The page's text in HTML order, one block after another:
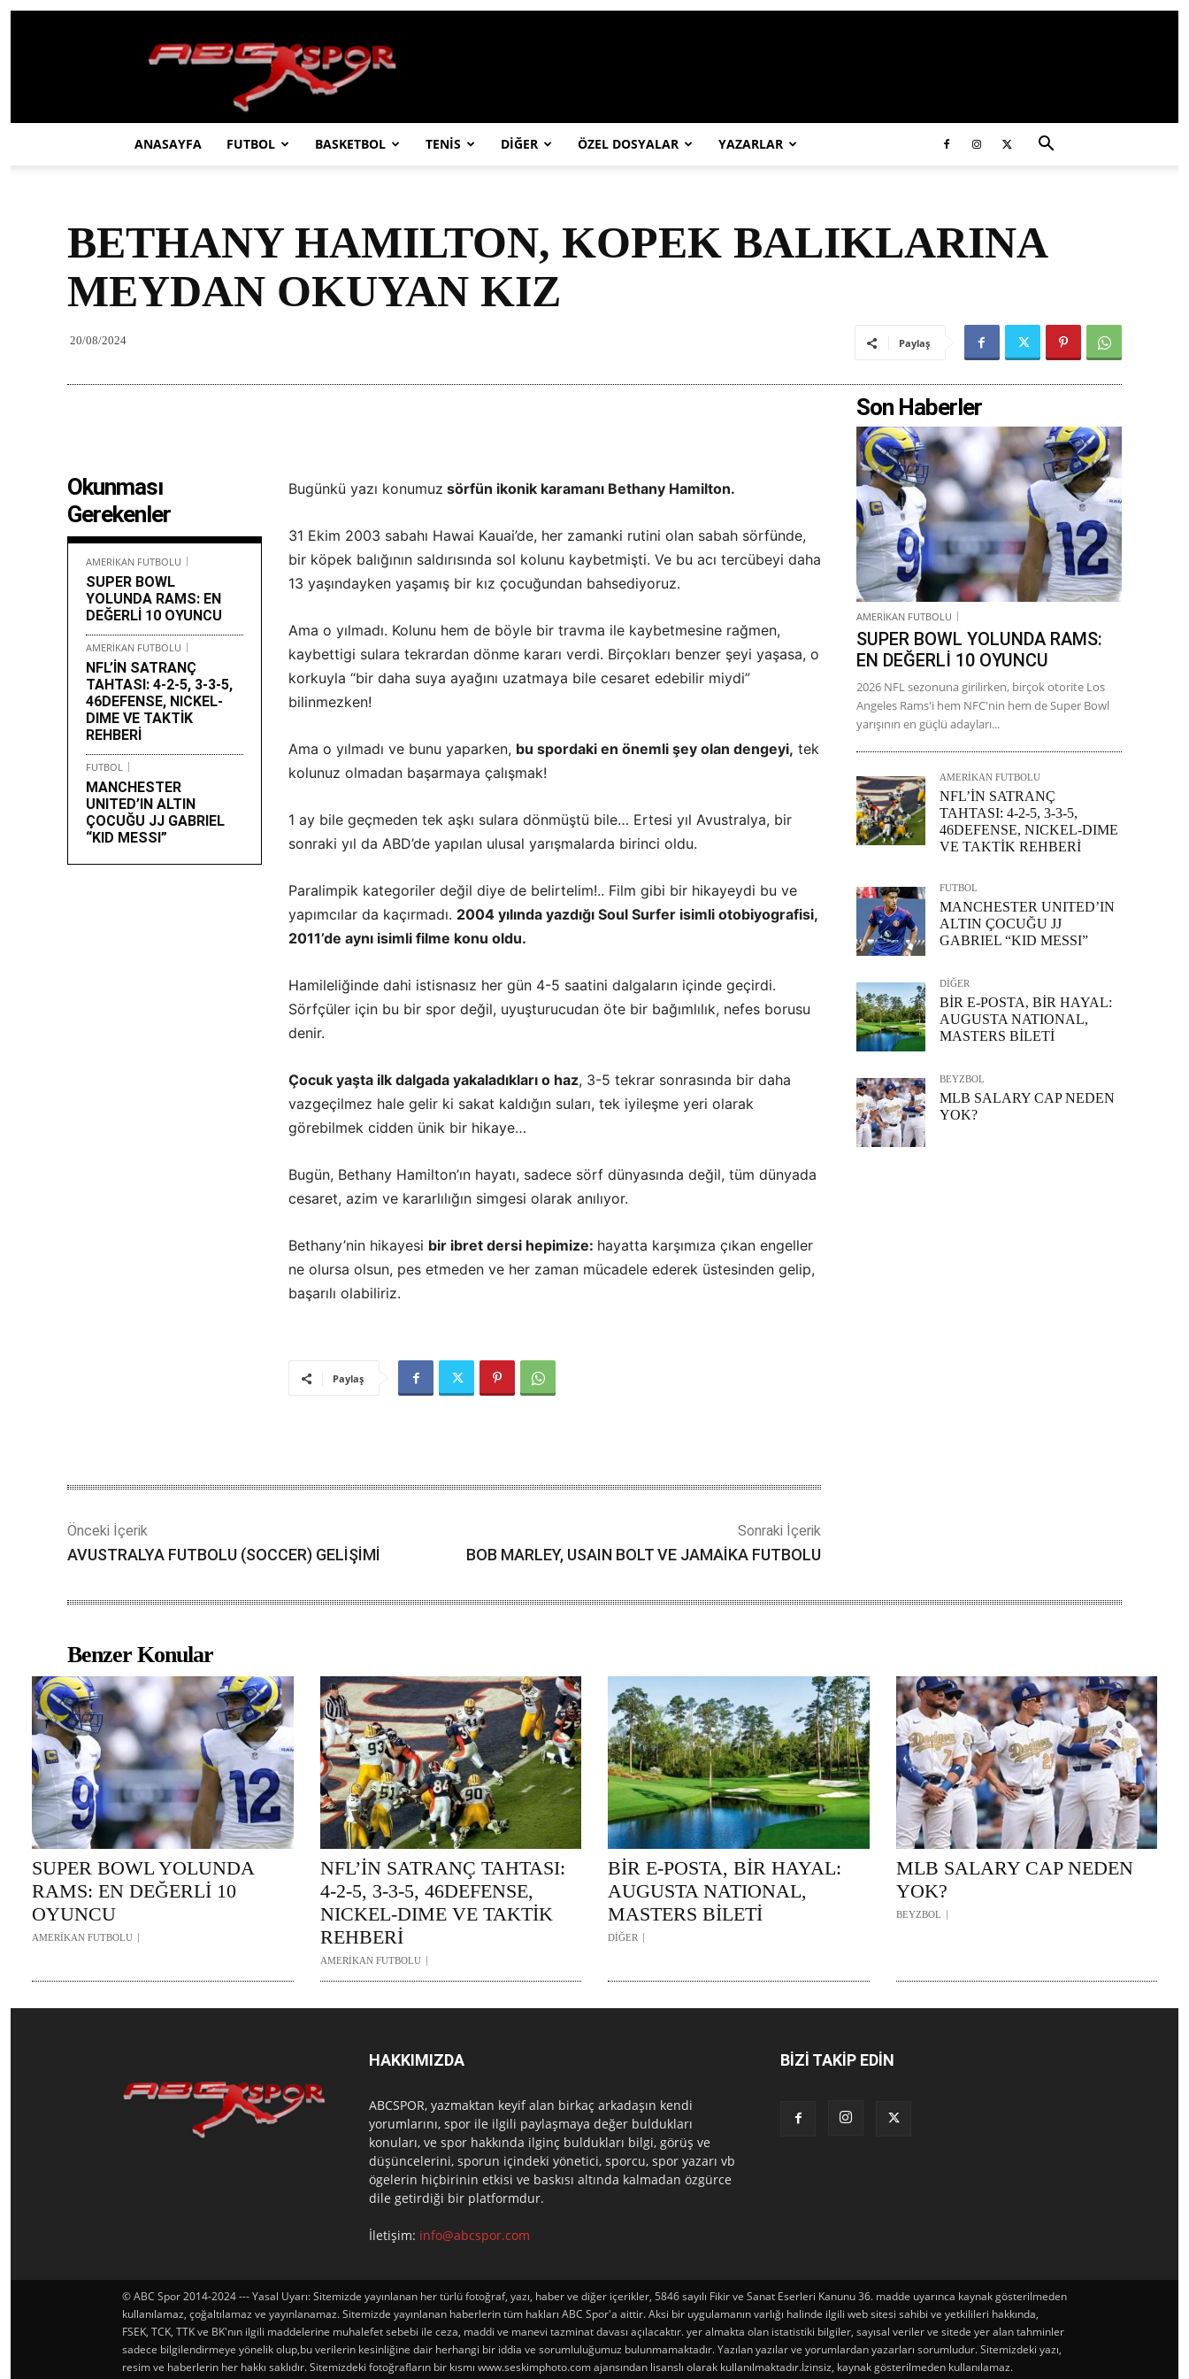
ABC
SPOR
ANASAYFA FUTBOL BASKETBOL TENİS DİĞER ÖZEL DOSYALAR YAZARLAR
BETHANY HAMILTON, KOPEK BALIKLARINA
MEYDAN OKUYAN KIZ
20/08/2024 Paylaş
Okunması
Gerekenler
AMERİKAN FUTBOLU
SUPER BOWL
YOLUNDA RAMS: EN
DEĞERLİ 10 OYUNCU
AMERİKAN FUTBOLU
NFL’İN SATRANÇ
TAHTASI: 4-2-5, 3-3-5,
46DEFENSE, NICKEL-
DIME VE TAKTİK
REHBERİ
FUTBOL
MANCHESTER
UNITED’IN ALTIN
ÇOCUĞU JJ GABRIEL
“KID MESSI”
Bugünkü yazı konumuz sörfün ikonik karamanı Bethany Hamilton.
31 Ekim 2003 sabahı Hawai Kauai’de, her zamanki rutini olan sabah sörfünde,
bir köpek balığının saldırısında sol kolunu kaybetmişti. Ve bu acı tercübeyi daha
13 yaşındayken yaşamış bir kız çocuğundan bahsediyoruz.
Ama o yılmadı. Kolunu hem de böyle bir travma ile kaybetmesine rağmen,
kaybettigi sulara tekrardan dönme kararı verdi. Birçokları benzer şeyi yaşasa, o
korkuyla “bir daha suya ayağını uzatmaya bile cesaret edebilir miydi”
bilinmezken!
Ama o yılmadı ve bunu yaparken, bu spordaki en önemli şey olan dengeyi, tek
kolunuz olmadan başarmaya çalışmak!
1 ay bile geçmeden tek aşkı sulara dönmüştü bile… Ertesi yıl Avustralya, bir
sonraki yıl da ABD’de yapılan ulusal yarışmalarda birinci oldu.
Paralimpik kategoriler değil diye de belirtelim!.. Film gibi bir hikayeydi bu ve
yapımcılar da kaçırmadı. 2004 yılında yazdığı Soul Surfer isimli otobiyografisi,
2011’de aynı isimli filme konu oldu.
Hamileliğinde dahi istisnasız her gün 4-5 saatini dalgaların içinde geçirdi.
Sörfçüler için bu bir spor değil, uyuşturucudan öte bir bağımlılık, nefes borusu
denir.
Çocuk yaşta ilk dalgada yakaladıkları o haz, 3-5 tekrar sonrasında bir daha
vazgeçilmez hale gelir ki sakat kaldığın suları, tek iyileşme yeri olarak
görebilmek cidden ünik bir hikaye…
Bugün, Bethany Hamilton’ın hayatı, sadece sörf dünyasında değil, tüm dünyada
cesaret, azim ve kararlılığın simgesi olarak anılıyor.
Bethany’nin hikayesi bir ibret dersi hepimize: hayatta karşımıza çıkan engeller
ne olursa olsun, pes etmeden ve her zaman mücadele ederek üstesinden gelip,
başarılı olabiliriz.
Paylaş
Önceki İçerik
AVUSTRALYA FUTBOLU (SOCCER) GELİŞİMİ
Sonraki İçerik
BOB MARLEY, USAIN BOLT VE JAMAİKA FUTBOLU
Son Haberler
AMERİKAN FUTBOLU
SUPER BOWL YOLUNDA RAMS:
EN DEĞERLİ 10 OYUNCU
2026 NFL sezonuna girilirken, birçok otorite Los
Angeles Rams'i hem NFC'nin hem de Super Bowl
yarışının en güçlü adayları...
AMERİKAN FUTBOLU
NFL’İN SATRANÇ
TAHTASI: 4-2-5, 3-3-5,
46DEFENSE, NICKEL-DIME
VE TAKTİK REHBERİ
FUTBOL
MANCHESTER UNITED’IN
ALTIN ÇOCUĞU JJ
GABRIEL “KID MESSI”
DİĞER
BİR E-POSTA, BİR HAYAL:
AUGUSTA NATIONAL,
MASTERS BİLETİ
BEYZBOL
MLB SALARY CAP NEDEN
YOK?
Benzer Konular
SUPER BOWL YOLUNDA
RAMS: EN DEĞERLİ 10
OYUNCU
AMERİKAN FUTBOLU
NFL’İN SATRANÇ TAHTASI:
4-2-5, 3-3-5, 46DEFENSE,
NICKEL-DIME VE TAKTİK
REHBERİ
AMERİKAN FUTBOLU
BİR E-POSTA, BİR HAYAL:
AUGUSTA NATIONAL,
MASTERS BİLETİ
DİĞER
MLB SALARY CAP NEDEN
YOK?
BEYZBOL
HAKKIMIZDA
ABCSPOR, yazmaktan keyif alan birkaç arkadaşın kendi
yorumlarını, spor ile ilgili paylaşmaya değer buldukları
konuları, ve spor hakkında ilginç buldukları bilgi, görüş ve
düşüncelerini, sporun içindeki yönetici, sporcu, spor yazarı vb
ögelerin hiçbirinin etkisi ve baskısı altında kalmadan özgürce
dile getirdiği bir platformdur.
İletişim: info@abcspor.com
BİZİ TAKİP EDİN
© ABC Spor 2014-2024 --- Yasal Uyarı: Sitemizde yayınlanan her türlü fotoğraf, yazı, haber ve diğer içerikler, 5846 sayılı Fikir ve Sanat Eserleri Kanunu 36. madde uyarınca kaynak gösterilmeden
kullanılamaz, çoğaltılamaz ve yayınlanamaz. Sitemizde yayınlanan haberlerin tüm hakları ABC Spor'a aittir. Aksi bir uygulamanın varlığı halinde ilgili web sitesi sahibi ve yetkilileri hakkında,
FSEK, TCK, TTK ve BK'nın ilgili maddelerine muhalefet sebebi ile ceza, maddi ve manevi tazminat davası açılacaktır. yer almakta olan istatistiki bilgiler, sayısal veriler ve sitede yer alan tahminler
sadece bilgilendirmeye yönelik olup,bu verilerin kesinliğine dair herhangi bir iddia ve sorumluluğumuz bulunmamaktadır. Yazılan yazılar ve yorumlardan yazarları sorumludur. Sitemizdeki yazı,
resim ve haberlerin her hakkı saklıdır. Sitemizdeki fotoğrafların bir kısmı www.seskimphoto.com ajansından lisanslı olarak kullanılmaktadır.İzinsiz, kaynak gösterilmeden kullanılamaz.